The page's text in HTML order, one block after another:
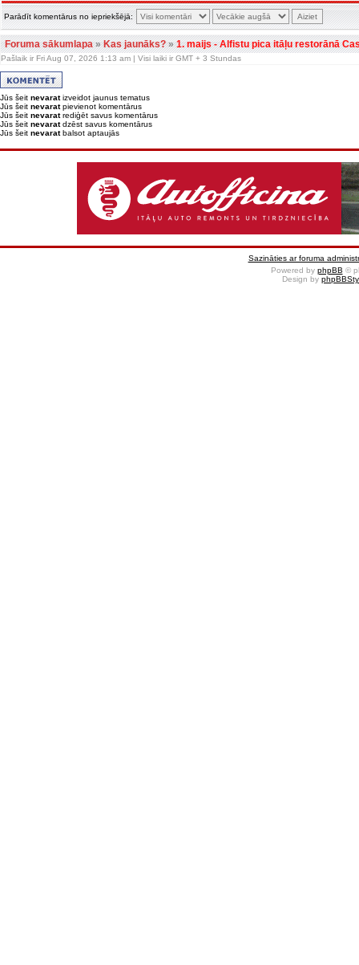
Parādīt komentārus no iepriekšējā:
Foruma sākumlapa»Kas jaunāks?»1. maijs - Alfistu pica itāļu restorānā
Pašlaik ir Fri Aug 07, 2026 1:13 am | Visi laiki ir GMT + 3 Stundas
Jūs šeit nevaratizveidot jaunus tematus
Jūs šeit nevaratpievienot komentārus
Jūs šeit nevaratrediģēt savus komentārus
Jūs šeit nevaratdzēst savus komentārus
Jūs šeit nevaratbalsot aptaujās
Sazināties ar foruma
Powered by phpBB ©
Design by